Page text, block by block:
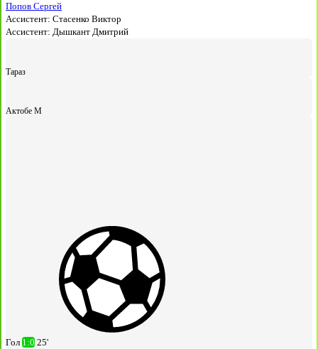
Попов Сергей
Ассистент: Стасенко Виктор
Ассистент: Дышкант Дмитрий
Тараз
Актобе М
Гол 1:0 25'